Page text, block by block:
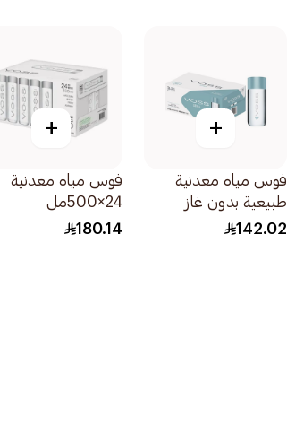
+
فوس مياه معدنية
طبيعية بدون غاز
24×250مل
142.02
+
فوس مياه معدنية
24×500مل
180.14